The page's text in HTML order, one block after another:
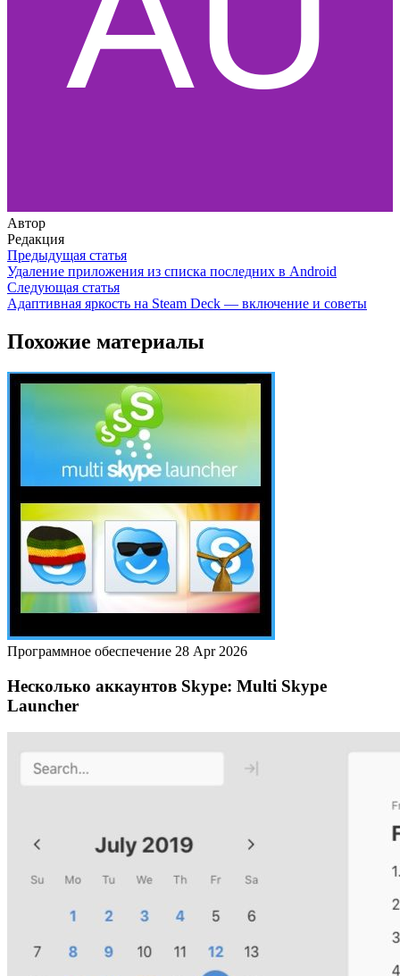
Автор
Редакция
Предыдущая статья
Удаление приложения из списка последних в Android
Следующая статья
Адаптивная яркость на Steam Deck — включение и советы
Похожие материалы
Программное обеспечение 28 Apr 2026
Несколько аккаунтов Skype: Multi Skype
Launcher